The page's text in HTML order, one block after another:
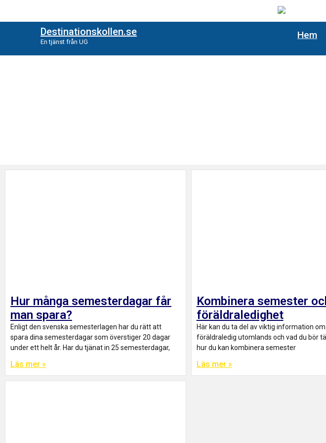
Destinationskollen.se
En tjänst från UG
Hem
Hur många semesterdagar får
man spara?
Enligt den svenska semesterlagen har du rätt att
spara dina semesterdagar som överstiger 20 dagar
under ett helt år. Har du tjänat in 25 semesterdagar,
Läs mer »
Kombinera semester
föräldraledighet
Här kan du ta del av viktig information
föräldraledig utomlands och vad du bör
hur du kan kombinera semester
Läs mer »